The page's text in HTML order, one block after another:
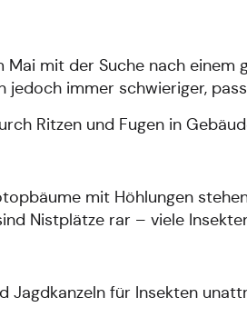
mit der Suche nach
jedoch immer schwieriger,
Ritzen und Fugen in
mit Höhlungen
Nistplätze rar – viele
Jagdkanzeln für Insekten